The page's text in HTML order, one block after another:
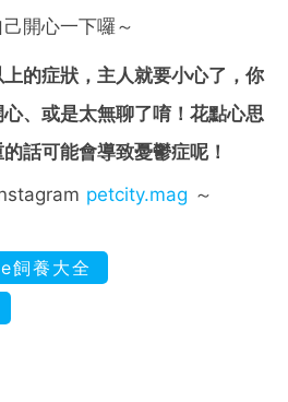
開心一下囉～
的症狀，主人就要小心了，你
、或是太無聊了唷！花點心思
話可能會導致憂鬱症呢！
petcity.mag ～
飼養大全